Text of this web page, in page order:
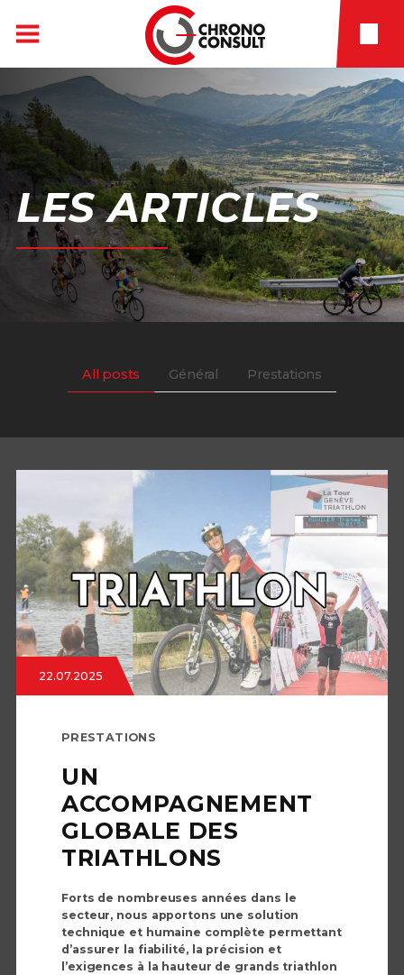
LESARTICLES
All posts Général Prestations
22.07.2025
PRESTATIONS
UN
ACCOMPAGNEMENT
GLOBALE DES
TRIATHLONS
Forts de nombreuses années dans le
secteur, nous apportons une solution
technique et humaine complète permettant
d’assurer la fiabilité, la précision et
l’exigences à la hauteur de grands triathlon